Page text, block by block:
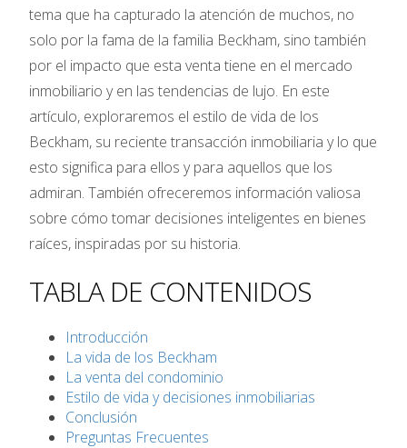
tema que ha capturado la atención de muchos, no
solo por la fama de la familia Beckham, sino también
por el impacto que esta venta tiene en el mercado
inmobiliario y en las tendencias de lujo. En este
artículo, exploraremos el estilo de vida de los
Beckham, su reciente transacción inmobiliaria y lo que
esto significa para ellos y para aquellos que los
admiran. También ofreceremos información valiosa
sobre cómo tomar decisiones inteligentes en bienes
raíces, inspiradas por su historia.
TABLA DE CONTENIDOS
Introducción
La vida de los Beckham
La venta del condominio
Estilo de vida y decisiones inmobiliarias
Conclusión
Preguntas Frecuentes